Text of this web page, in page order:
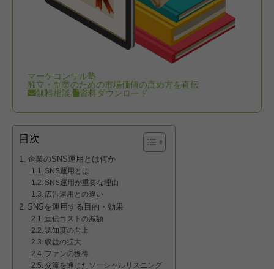
マーケコンサル塾
独立・副業のための市場価値の高め方を直伝
無料相談
資料ダウンロード
目次
企業のSNS運用とは何か
SNS運用とは
SNS運用が重要な理由
広告運用との違い
SNSを運用する目的・効果
宣伝コストの減額
認知度の向上
収益の拡大
ファンの獲得
交流を通じたソーシャルリスニング